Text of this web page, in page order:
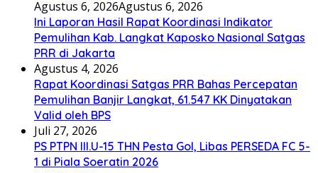
Agustus 6, 2026Agustus 6, 2026
Ini Laporan Hasil Rapat Koordinasi Indikator
Pemulihan Kab. Langkat Kaposko Nasional Satgas
PRR di Jakarta
Agustus 4, 2026
Rapat Koordinasi Satgas PRR Bahas Percepatan
Pemulihan Banjir Langkat, 61.547 KK Dinyatakan
Valid oleh BPS
Juli 27, 2026
PS PTPN III.U-15 THN Pesta Gol, Libas PERSEDA FC 5-
1 di Piala Soeratin 2026